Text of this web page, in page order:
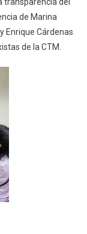
de Marina
Enrique Cárdenas
de la CTM.